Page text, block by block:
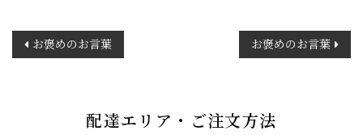
稿
お褒めのお言葉 お褒めのお言葉
配達エリア・ご注文方法